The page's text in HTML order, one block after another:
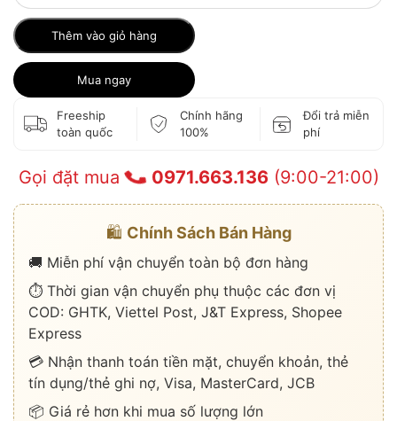
Thêm vào giỏ hàng
Mua ngay
Freeship
toàn quốc
Chính hãng
100%
Đổi trả miễn
phí
Gọi đặt mua 0971.663.136(9:00-21:00)
🛍️ Chính Sách Bán Hàng
🚚 Miễn phí vận chuyển toàn bộ đơn hàng
⏱️ Thời gian vận chuyển phụ thuộc các đơn vị
COD: GHTK, Viettel Post, J&T Express, Shopee
Express
💳 Nhận thanh toán tiền mặt, chuyển khoản, thẻ
tín dụng/thẻ ghi nợ, Visa, MasterCard, JCB
📦 Giá rẻ hơn khi mua số lượng lớn